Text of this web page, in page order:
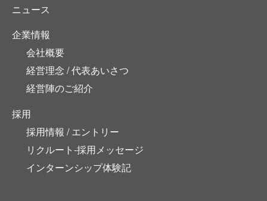
ニュース
企業情報
会社概要
経営理念 / 代表あいさつ
経営陣のご紹介
採用
採用情報 / エントリー
リクルート-採用メッセージ
インターンシップ体験記